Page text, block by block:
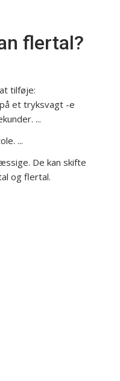
flertal?
tilføje:
et tryksvagt -e
...
...
De kan skifte
og flertal.